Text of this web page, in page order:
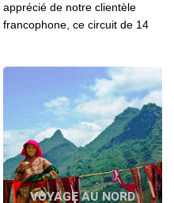
apprécié de notre clientèle
francophone, ce circuit de 14
VOYAGE AU NORD